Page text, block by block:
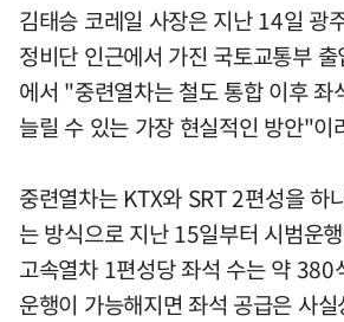
김태승 코레일 사장은 지난 14일 광
정비단 인근에서 가진 국토교통부
에서 "중련열차는 철도 통합 이후 좌
늘릴 수 있는 가장 현실적인 방안"이
중련열차는 KTX와 SRT 2편성을 하
는 방식으로 지난 15일부터 시범운
고속열차 1편성당 좌석 수는 약 380
운행이 가능해지면 좌석 공급은 사